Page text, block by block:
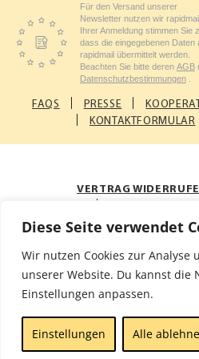
Diese Seite verwendet
Wir nutzen Cookies zur Analyse
unserer Website. Du kannst die
Einstellungen anpassen.
Einstellungen Alle
Für den Versand unserer
Newsletter nutzen wir
Ihrer Anmeldung stimmen Sie
dass die eingegebenen Daten
rapidmail übermittelt werden.
Beachten Sie bitte deren AGB
Datenschutzbestimmungen
FAQS PRESSE
KONTAKTFORMULAR
VERTRAG
Impressum